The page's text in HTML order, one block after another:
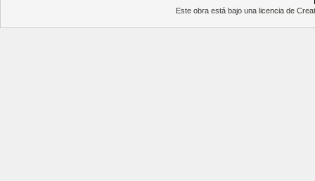
Este obra está bajo una licencia de